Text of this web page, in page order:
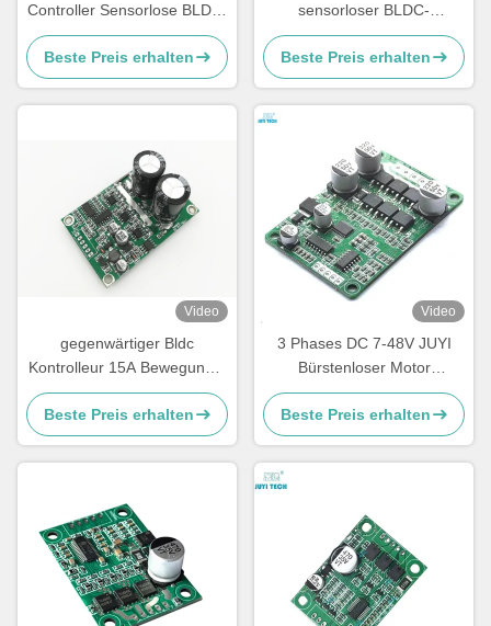
Controller Sensorlose BLDC-
Motor-Treiberplatte 10V-36V
20A PWM und analoge
Steuerung JYQD-V9.3E
Beste Preis erhalten
sensorloser BLDC-
Motortreiber -20–85℃
O.V/L.V-Schutz
Beste Preis erhalten
Video
gegenwärtiger Bldc
Kontrolleur 15A Bewegungs,
kleiner Dreiphasenlokführer
Beste Preis erhalten
Video
3 Phases DC 7-48V JUYI
Bürstenloser Motor
Treiberbrett 10A sensorloser
Drehzahlregler mit PWM-
Steuerung
Beste Preis erhalten